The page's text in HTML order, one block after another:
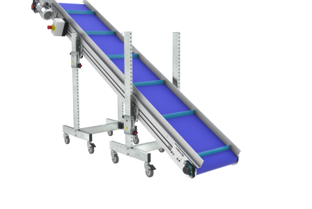
druckgegossener Alu-Legierung, Beine
aus verzinktem Metallrohr, Stellfüße
PU Oberfläche in Mattblau
Antrieb
direkt, Zug (linke Seite), 3-phasiger
Asynchronmotor für Mehrfachspannung
230/400Vac-50Hz-3Ph